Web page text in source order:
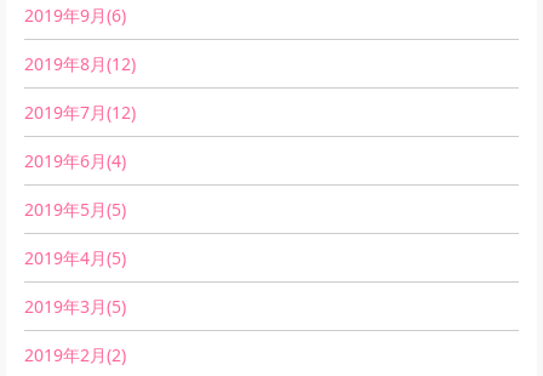
2019年9月(6)
2019年8月(12)
2019年7月(12)
2019年6月(4)
2019年5月(5)
2019年4月(5)
2019年3月(5)
2019年2月(2)